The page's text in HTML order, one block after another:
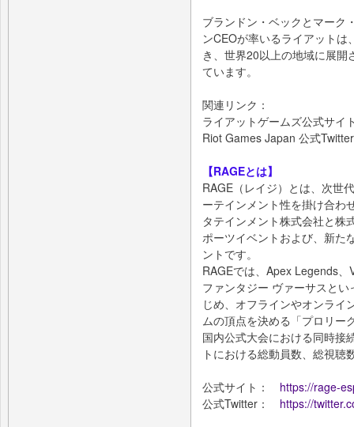
ブランドン・ベックとマーク
ンCEOが率いるライアット
き、世界20以上の地域に展
ています。
関連リンク：
ライアットゲームズ公式サイ
Riot Games Japan 公式
【RAGEとは】
RAGE（レイジ）とは、次世
ーテインメント性を掛け合わ
タテインメント株式会社と株
ポーツイベントおよび、新た
ントです。
RAGEでは、Apex Legends
ファンタジー ヴァーサスと
じめ、オフラインやオンライ
ムの頂点を決める「プロリー
国内公式大会における同時接
トにおける総動員数、総視
公式サイト： https://rage-
公式Twitter： https://